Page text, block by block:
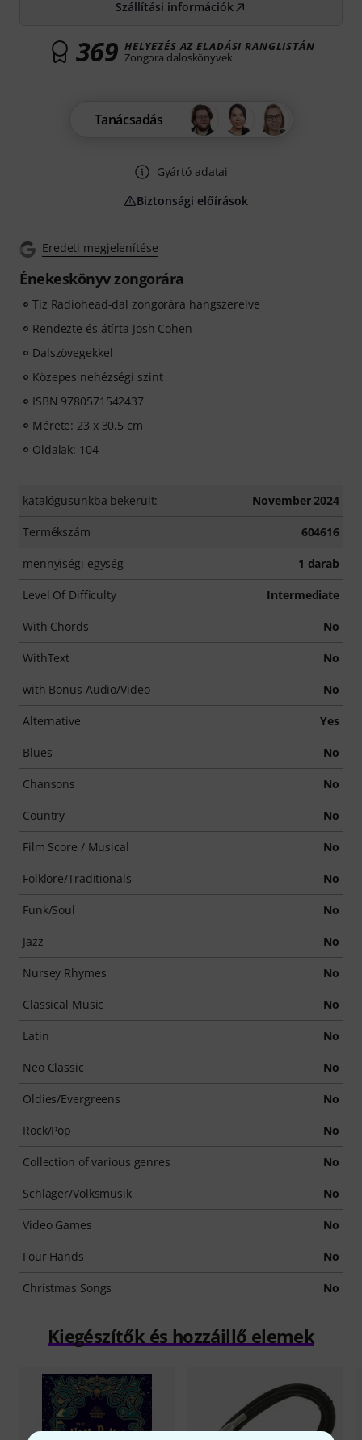
Eredeti megjelenítése
Énekeskönyv zongorára
Tíz Radiohead-dal zongorára hangszerelve
Rendezte és átírta Josh Cohen
Dalszövegekkel
Közepes nehézségi szint
ISBN 9780571542437
Mérete: 23 x 30,5 cm
Oldalak: 104
katalógusunkba bekerült: November 2024
Termékszám 604616
mennyiségi egység 1 darab
Level Of Difficulty Intermediate
With Chords No
WithText No
with Bonus Audio/Video No
Alternative Yes
Blues No
Chansons No
Country No
Film Score / Musical No
Folklore/Traditionals No
Funk/Soul No
Jazz No
Nursey Rhymes No
Classical Music No
Latin No
Neo Classic No
Oldies/Evergreens No
Rock/Pop No
Collection of various genres No
Schlager/Volksmusik No
Video Games No
Four Hands No
Christmas Songs No
Szállítási információk
369 HELYEZÉS AZ ELADÁSI RANGLISTÁN
Zongora daloskönyvek
Tanácsadás
Gyártó adatai
Biztonsági előírások
Kiegészítők és hozzáillő elemek